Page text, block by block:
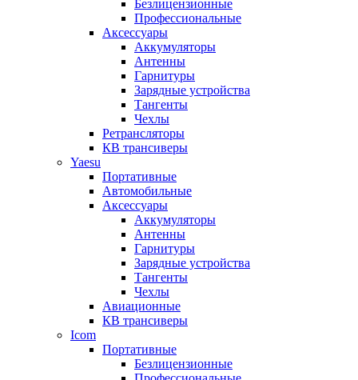
Безлицензионные
Профессиональные
Аксессуары
Аккумуляторы
Антенны
Гарнитуры
Зарядные устройства
Тангенты
Чехлы
Ретрансляторы
КВ трансиверы
Yaesu
Портативные
Автомобильные
Аксессуары
Аккумуляторы
Антенны
Гарнитуры
Зарядные устройства
Тангенты
Чехлы
Авиационные
КВ трансиверы
Icom
Портативные
Безлицензионные